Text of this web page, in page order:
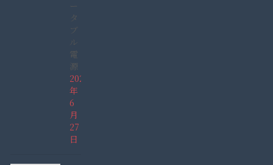
ー
タ
ブ
ル
電
源
2026
年
6
月
27
日